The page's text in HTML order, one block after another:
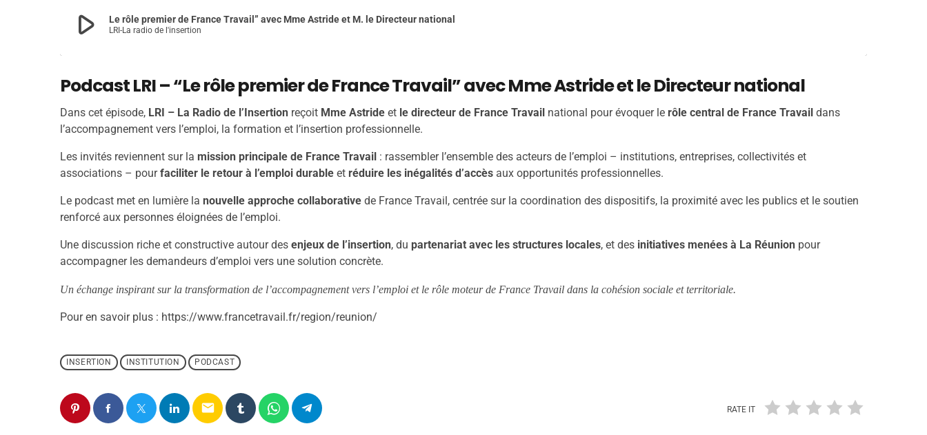
play_arrow Le rôle premier de France Travail” avec Mme Astride et M. le Directeur national
LRI-La radio de l'insertion
Podcast LRI – “Le rôle premier de France Travail” avec Mme Astride et le Directeur national
Dans cet épisode, LRI – La Radio de l’Insertion reçoit Mme Astride et le directeur de France Travail national pour évoquer le rôle central de France Travail dans
l’accompagnement vers l’emploi, la formation et l’insertion professionnelle.
Les invités reviennent sur la mission principale de France Travail : rassembler l’ensemble des acteurs de l’emploi – institutions, entreprises, collectivités et
associations – pourfaciliter le retour à l’emploi durable et réduire les inégalités d’accès aux opportunités professionnelles.
Le podcast met en lumière la nouvelle approche collaborative de France Travail, centrée sur la coordination des dispositifs, la proximité avec les publics et le soutien
renforcé aux personnes éloignées de l’emploi.
Une discussion riche et constructive autour des enjeux de l’insertion, du partenariat avec les structures locales, et des initiatives menées à La Réunion pour
accompagner les demandeurs d’emploi vers une solution concrète.
Un échange inspirant sur la transformation de l’accompagnement vers l’emploi et le rôle moteur de France Travail dans la cohésion sociale et territoriale.
Pour en savoir plus : https://www.francetravail.fr/region/reunion/
INSERTION INSTITUTION PODCAST
email RATE IT